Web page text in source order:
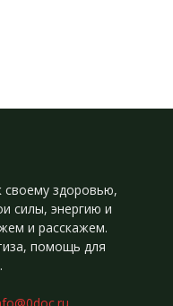
своему здоровью,
силы, энергию и
и расскажем.
помощь для